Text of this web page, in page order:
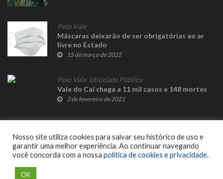
Pelo Vale
Máscaras deixarão de ser obrigatórias ao ar
livre no Estado
15 de março de 2022
Pelo Vale, Utilidade Pública
Vale do Caí chega a 11 mil casos e 148 mortes
3 de fevereiro de 2021
Nosso site utiliza cookies para salvar seu histórico de uso e
garantir uma melhor experiência. Ao continuar navegando
você concorda com a nossa política de cookies e privacidade.
OK